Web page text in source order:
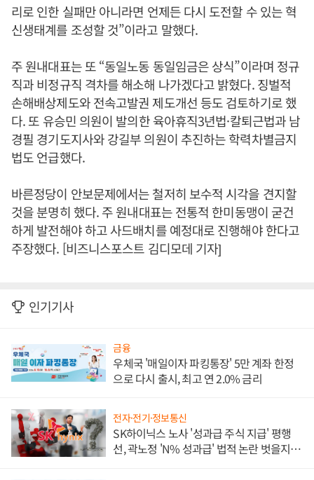
리로 인한 실패만 아니라면 언제든 다시 도전할 수 있는 혁
신생태계를 조성할 것”이라고 말했다.
주 원내대표는 또 “동일노동 동일임금은 상식”이라며 정규
직과 비정규직 격차를 해소해 나가겠다고 밝혔다. 징벌적
손해배상제도와 전속고발권 제도개선 등도 검토하기로 했
다. 또 유승민 의원이 발의한 육아휴직3년법·칼퇴근법과 남
경필 경기도지사와 강길부 의원이 추진하는 학력차별금지
법도 언급했다.
바른정당이 안보문제에서는 철저히 보수적 시각을 견지할
것을 분명히 했다. 주 원내대표는 전통적 한미동맹이 굳건
하게 발전해야 하고 사드배치를 예정대로 진행해야 한다고
주장했다. [비즈니스포스트 김디모데 기자]
인기기사
금융
우체국 '매일이자 파킹통장' 5만 계좌 한정
으로 다시 출시, 최고 연 2.0% 금리
전자·전기·정보통신
SK하이닉스 노사 '성과급 주식 지급' 평행
선, 곽노정 'N% 성과급' 법적 논란 벗을지 주